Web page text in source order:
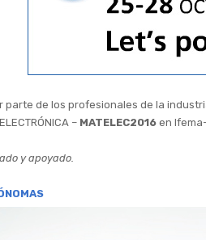
de los profesionales de la
– MATELEC2016 en
y apoyado.